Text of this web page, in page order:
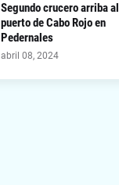
Segundo crucero arriba al
puerto de Cabo Rojo en
Pedernales
abril 08, 2024